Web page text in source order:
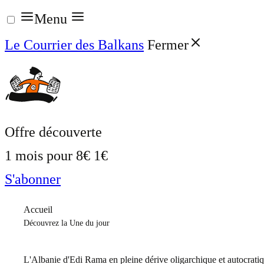
Aller
au
contenu
Menu
Le Courrier des Balkans Fermer
Offre découverte
1 mois pour 8€ 1€
S'abonner
Accueil
Découvrez la Une du jour
L'Albanie d'Edi Rama en pleine dérive oligarchique et